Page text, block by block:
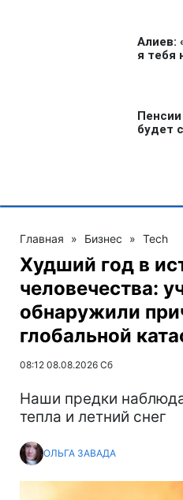
Главная » Бизнес » Tech
Худший год в
человечества:
обнаружили
глобальной
08:12 08.08.2026 Сб
Наши предки
тепла и летний снег
ОЛЬГА ЗАВАДА